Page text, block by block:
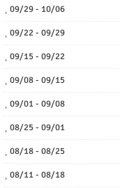
09/29 - 10/06
09/22 - 09/29
09/15 - 09/22
09/08 - 09/15
09/01 - 09/08
08/25 - 09/01
08/18 - 08/25
08/11 - 08/18